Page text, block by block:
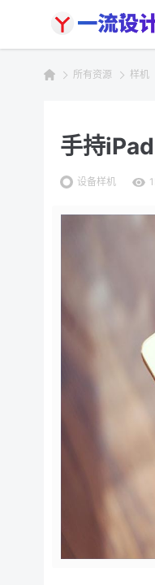
所有资源 样机
手持
设备样机